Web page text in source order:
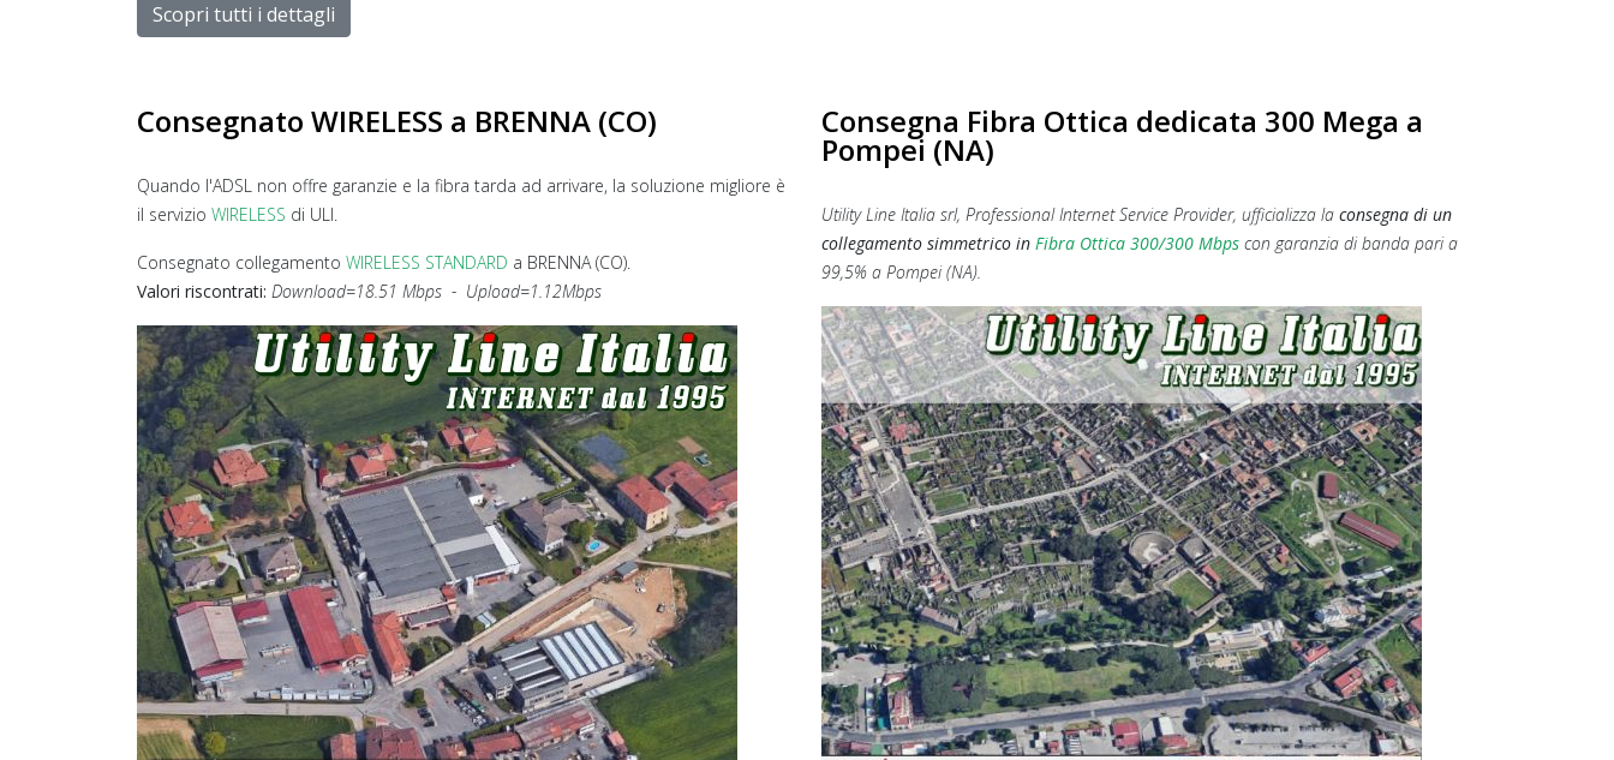
Scopri tutti i dettagli
Consegnato WIRELESS a BRENNA (CO)
Quando l'ADSL non offre garanzie e la fibra tarda ad arrivare, la soluzione migliore è
il servizio WIRELESS di ULI.
Consegnato collegamento WIRELESS STANDARD a BRENNA (CO).
Valori riscontrati: Download=18.51 Mbps - Upload=1.12Mbps
Consegna Fibra Ottica dedicata 300 Mega a
Pompei (NA)
Utility Line Italia srl, Professional Internet Service Provider, ufficializza la consegna di un
collegamento simmetrico in Fibra Ottica 300/300 Mbps con garanzia di banda pari a
99,5% a Pompei (NA).